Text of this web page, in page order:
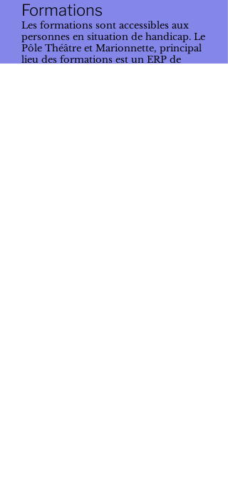
Formations
Les formations sont accessibles aux
personnes en situation de handicap. Le
Pôle Théâtre et Marionnette, principal
lieu des formations est un ERP de